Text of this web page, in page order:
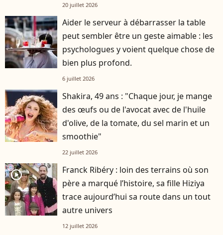
20 juillet 2026
Aider le serveur à débarrasser la table
peut sembler être un geste aimable : les
psychologues y voient quelque chose de
bien plus profond.
6 juillet 2026
Shakira, 49 ans : "Chaque jour, je mange
des œufs ou de l'avocat avec de l'huile
d'olive, de la tomate, du sel marin et un
smoothie"
22 juillet 2026
player2
Franck Ribéry : loin des terrains où son
père a marqué l’histoire, sa fille Hiziya
trace aujourd’hui sa route dans un tout
autre univers
12 juillet 2026